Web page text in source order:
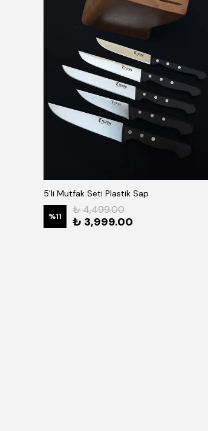
5'li Mutfak Seti Plastik Sap
%11
₺ 4,499.00
₺ 3,999.00